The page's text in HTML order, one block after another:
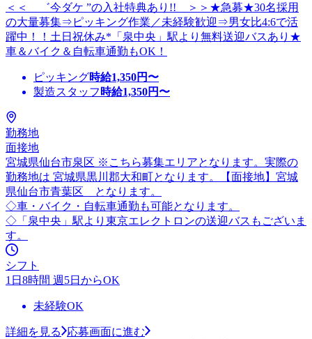
＜＜ ゛今ダケ ”の入社特典あり!! ＞＞★急募★30名採用
の大量募集⇒ピッキング作業／未経験歓迎⇒男女比4:6で活
躍中！！土日祝休み*「泉中央」駅より無料送迎バスあり★
車＆バイク＆自転車通勤もOK！
ピッキング時給1,350円〜
製造スタッフ 時給1,350円〜
勤務地
面接地
宮城県仙台市泉区 ※こちら募集エリアとなります。実際の
勤務地は 宮城県黒川郡大和町となります。【面接地】宮城
県仙台市青葉区 となります。
◇車・バイク・自転車通勤も可能となります。
◇「泉中央」駅より東京エレクトロンの送迎バスもございま
す。
シフト
1日8時間 週5日からOK
未経験OK
詳細を見る
応募画面に進む